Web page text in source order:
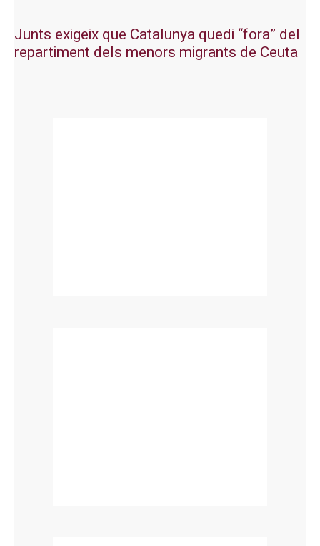
Junts exigeix que Catalunya quedi “fora” del
repartiment dels menors migrants de Ceuta